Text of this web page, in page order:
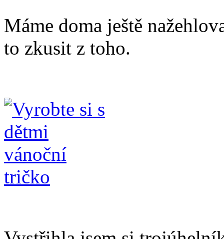
Máme doma ještě
to zkusit z toho.